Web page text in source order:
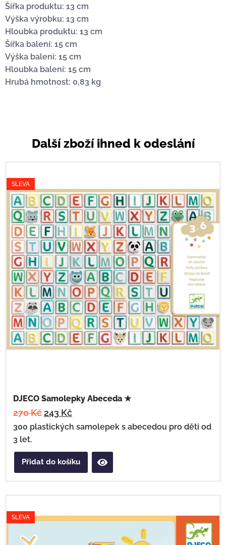
Šířka produktu: 13 cm
Výška výrobku: 13 cm
Hloubka produktu: 13 cm
Šířka balení: 15 cm
Výška balení: 15 cm
Hloubka balení: 15 cm
Hrubá hmotnost: 0,83 kg
Další zboží ihned k odeslání
SLEVA
DJECO Samolepky Abeceda ★
270Kč 243 Kč
300 plastických samolepek s abecedou pro děti od
3 let.
Přidat do košíku
SLEVA